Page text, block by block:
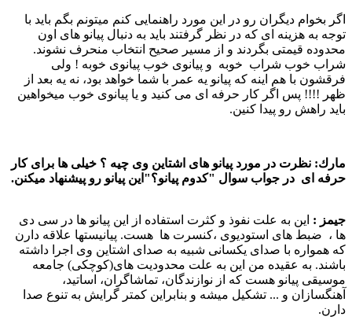
اگر بخوام دیگران رو در این مورد راهنمایی كنم میتونم بگم باید با
توجه به هزینه ای كه در نظر گرفتند باید به دنبال پیانو های اون
محدوده قیمتی بگردند و از مسیر صحیح انتخاب منحرف نشوند.
شراب خوب شراب خوبه و پیانوی خوب پیانوی خوبه ! ولی
فرقشون با هم اینه كه پیانو یه عمر با شما خواهد بود،‌ نه یه بعد از
ظهر !!!!‌ پس اگر كار حرفه ای می كنید و یا پیانوی خوب میخواهین
باید راهش رو پیدا كنین.
مارك: نظرت در مورد پیانو های اشتاین وی چیه ؟ خیلی ها برای كار
حرفه ای در جواب سوال "كدوم پیانو؟"این پیانو رو پیشنهاد میكنن.
جیمز :‌ این به علت نفوذ و كثرت استفاده از این پیانو ها در سی دی
ها ، ضبط های استودیوی ،‌كنسرت ها هست. پیانیستها علاقه دارن
كه همواره با صدای یكسانی شبیه به صدای اشتاین وی اجرا داشته
باشند. به عقیده من این به علت محدودیت های(كوچكی) جامعه
موسیقی پیانو هست كه از نوازندگان، تماشاگران، اساتید،‌
آهنگسازان و ... تشكیل میشه و بنابراین كمتر گرایش به تنوع صدا
دارن.